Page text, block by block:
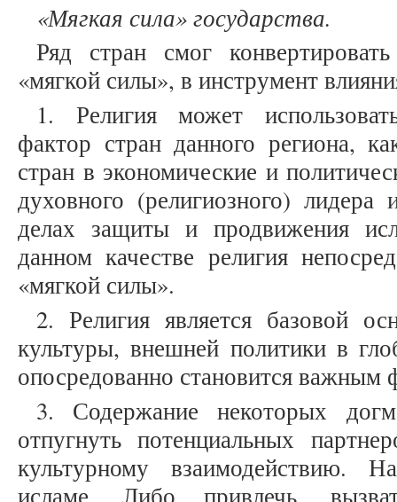
«Мягкая сила» государства.
Ряд стран смог
«мягкой силы», в инструмент
1. Религия может
фактор стран данного региона,
стран в экономические и
духовного (религиозного) лидера
делах защиты и продвижения
данном качестве религия
«мягкой силы».
2. Религия является базовой
культуры, внешней политики в
опосредованно становится важным
3. Содержание некоторых
отпугнуть потенциальных
культурному взаимодействию.